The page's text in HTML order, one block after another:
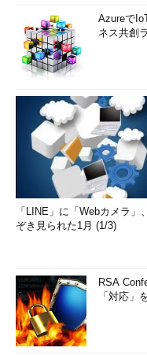
Azureで
ネス共創
「LINE」に「Webカメラ」
ぞき見られた1月 (1/3)
RSA
「対応」